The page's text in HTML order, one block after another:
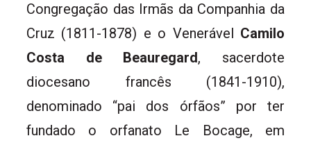
Congregação das Irmãs da Companhia da
Cruz (1811-1878) e o Venerável Camilo
Costa de Beauregard, sacerdote
diocesano francês (1841-1910),
denominado “pai dos órfãos” por ter
fundado o orfanato Le Bocage, em